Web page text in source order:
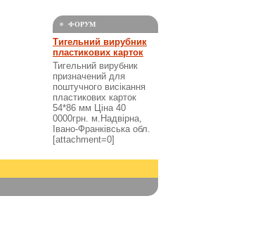
ФОРУМ
Тигельний вирубник
пластикових карток
Тигельний вирубник
призначений для
поштучного висікання
пластикових карток
54*86 мм Ціна 40
0000грн. м.Надвірна,
Івано-Франківська обл.
[attachment=0]